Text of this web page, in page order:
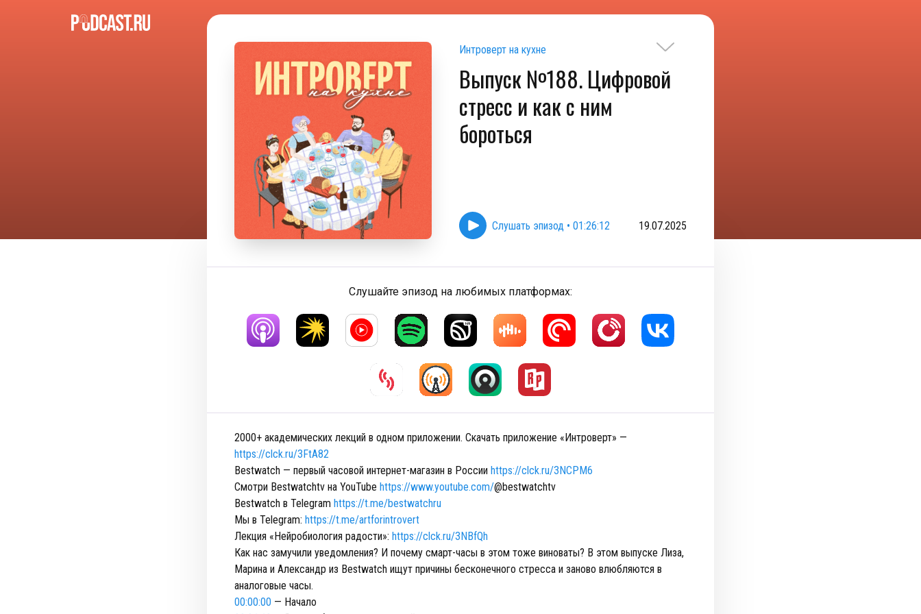
Интроверт на кухне
Выпуск №188. Цифровой
стресс и как с ним
бороться
Слушать эпизод • 01:26:12 19.07.2025
Слушайте эпизод на любимых платформах:
2000+ академических лекций в одном приложении. Скачать приложение «Интроверт» —
https://clck.ru/3FtA82
Bestwatch — первый часовой интернет-магазин в России https://clck.ru/3NCPM6
Смотри Bestwatchtv на YouTube https://www.youtube.com/@bestwatchtv
Bestwatch в Telegram https://t.me/bestwatchru
Мы в Telegram: https://t.me/artforintrovert
Лекция «Нейробиология радости»: https://clck.ru/3NBfQh
Как нас замучили уведомления? И почему смарт-часы в этом тоже виноваты? В этом выпуске Лиза,
Марина и Александр из Bestwatch ищут причины бесконечного стресса и заново влюбляются в
аналоговые часы.
00:00:00 — Начало